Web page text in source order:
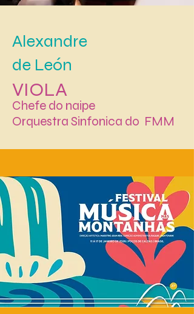
Alexandre
de León
VIOLA
Chefe do naipe
Orquestra Sinfonica do FMM